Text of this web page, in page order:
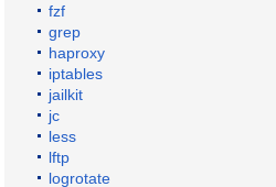
fzf
grep
haproxy
iptables
jailkit
jc
less
lftp
logrotate